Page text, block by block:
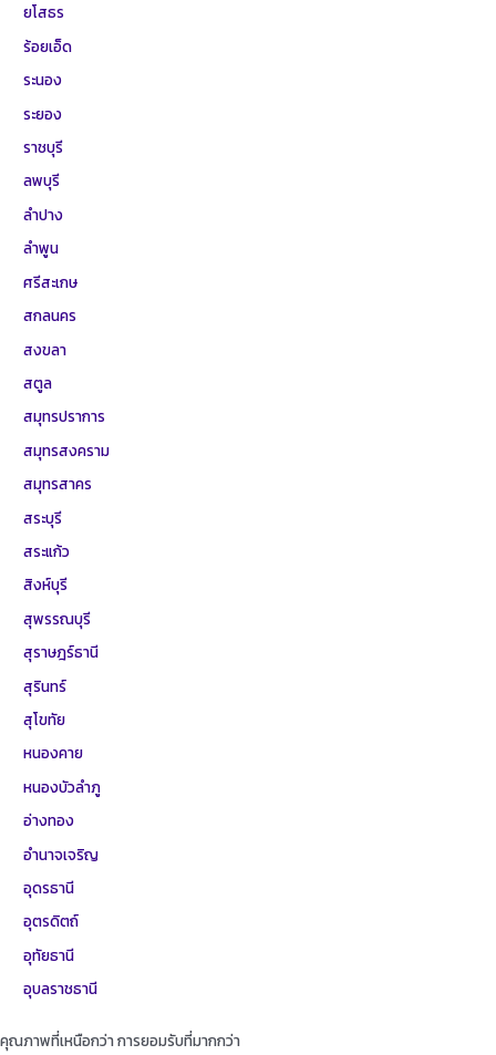
ยโสธร
ร้อยเอ็ด
ระนอง
ระยอง
ราชบุรี
ลพบุรี
ลำปาง
ลำพูน
ศรีสะเกษ
สกลนคร
สงขลา
สตูล
สมุทรปราการ
สมุทรสงคราม
สมุทรสาคร
สระบุรี
สระแก้ว
สิงห์บุรี
สุพรรณบุรี
สุราษฎร์ธานี
สุรินทร์
สุโขทัย
หนองคาย
หนองบัวลำภู
อ่างทอง
อำนาจเจริญ
อุดรธานี
อุตรดิตถ์
อุทัยธานี
อุบลราชธานี
คุณภาพที่เหนือกว่า การยอมรับที่มากกว่า